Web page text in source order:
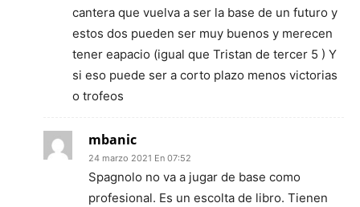
cantera que vuelva a ser la base de un futuro y
estos dos pueden ser muy buenos y merecen
tener eapacio (igual que Tristan de tercer 5 ) Y
si eso puede ser a corto plazo menos victorias
o trofeos
mbanic
24 marzo 2021 En 07:52
Spagnolo no va a jugar de base como
profesional. Es un escolta de libro. Tienen